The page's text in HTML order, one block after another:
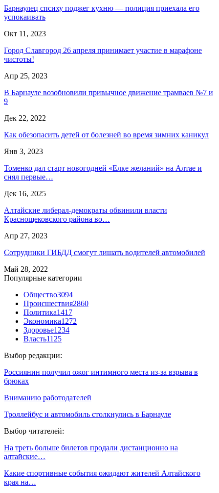
Барнаулец спсиху поджег кухню — полиция приехала его
успокаивать
Окт 11, 2023
Город Славгород 26 апреля принимает участие в марафоне
чистоты!
Апр 25, 2023
В Барнауле возобновили привычное движение трамваев №7 и
9
Дек 22, 2022
Как обезопасить детей от болезней во время зимних каникул
Янв 3, 2023
Томенко дал старт новогодней «Елке желаний» на Алтае и
снял первые…
Дек 16, 2025
Алтайские либерал-демократы обвинили власти
Краснощековского района во…
Апр 27, 2023
Сотрудники ГИБДД смогут лишать водителей автомобилей
Май 28, 2022
Популярные категории
Общество3094
Происшествия2860
Политика1417
Экономика1272
Здоровье1234
Власть1125
Выбор редакции:
Россиянин получил ожог интимного места из-за взрыва в
брюках
Вниманию работодателей
Троллейбус и автомобиль столкнулись в Барнауле
Выбор читателей:
На треть больше билетов продали дистанционно на
алтайские…
Какие спортивные события ожидают жителей Алтайского
края на…